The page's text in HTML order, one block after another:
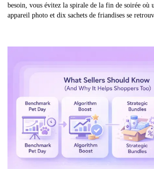
besoin, vous évitez la spirale de la fin de soirée où
appareil photo et dix sachets de friandises se